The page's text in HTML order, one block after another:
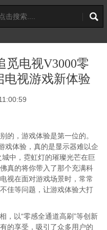
觅电视V3000零
电视游戏新体验
的，游戏体验是第一位的。
戏体验，真的是显示器难以企
中，霓虹灯的璀璨光芒在巨
真的将你带入了那个充满科
视在面对游戏场景时，常常
佳等问题，让游戏体验大打
，以“零感全通道高刷”等创新
的享受，吸引了众多用户的